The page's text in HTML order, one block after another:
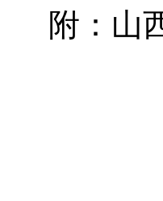
附：山